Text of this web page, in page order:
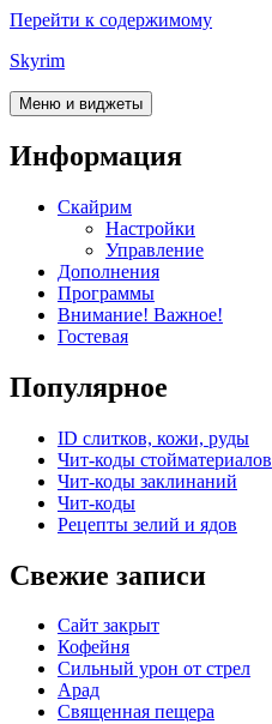
Перейти к содержимому
Skyrim
Меню и виджеты
Информация
Скайрим
Настройки
Управление
Дополнения
Программы
Внимание! Важное!
Гостевая
Популярное
ID слитков, кожи, руды
Чит-коды стойматериалов
Чит-коды заклинаний
Чит-коды
Рецепты зелий и ядов
Свежие записи
Сайт закрыт
Кофейня
Cильный урон от стрел
Арад
Священная пещера